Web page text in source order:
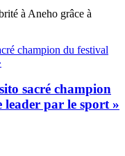
à Aneho grâce à
sacré champion
par le sport »